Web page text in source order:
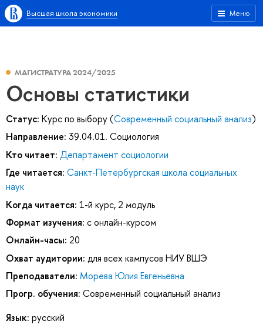
Меню
Высшая школа экономики
МАГИСТРАТУРА 2024/2025
Основы статистики
Статус: Курс по выбору (Современный социальный анализ)
Направление: 39.04.01. Социология
Кто читает: Департамент социологии
Где читается: Санкт-Петербургская школа социальных
наук
Когда читается: 1-й курс, 2 модуль
Формат изучения: с онлайн-курсом
Онлайн-часы: 20
Охват аудитории: для всех кампусов НИУ ВШЭ
Преподаватели: Морева Юлия Евгеньевна
Прогр. обучения: Современный социальный анализ
Язык: русский